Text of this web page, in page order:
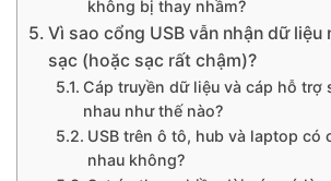
không bị thay nhầm?
Vì sao cổng USB vẫn nhận dữ liệu
sạc (hoặc sạc rất chậm)?
Cáp truyền dữ liệu và cáp hỗ trợ
nhau như thế nào?
USB trên ô tô, hub và laptop có
nhau không?